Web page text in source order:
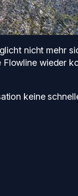
nicht mehr
wieder
keine